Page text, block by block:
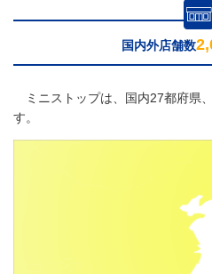
国内外店舗数
ミニストップは、国内27都府県
す。